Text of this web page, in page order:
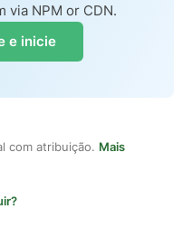
via NPM or CDN.
e inicie
com atribuição. Mais